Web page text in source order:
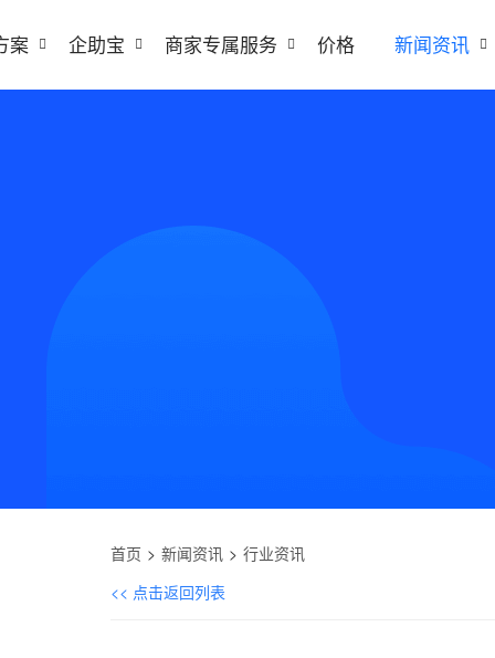
案 企助宝 商家专属服务 价格 新闻资讯
首页 新闻资讯
行业资讯
<< 点击返回列表